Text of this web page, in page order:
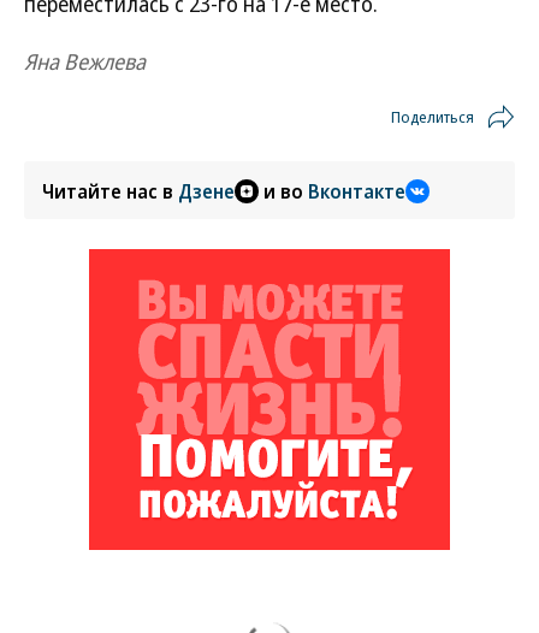
Яна Вежлева
Поделиться
Читайте нас в Дзене и во Вконтакте